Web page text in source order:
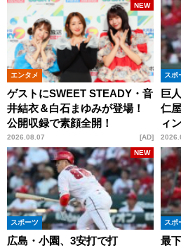
エンタメ
ゲストにSWEET STEADY・音
井結衣＆白石まゆみが登場！
公開収録で素顔全開！
2026.08.07
NEW
AD
スポ
巨
仁
ィ
スポーツ
広島・小園、3安打で打
NEW
スポ
最